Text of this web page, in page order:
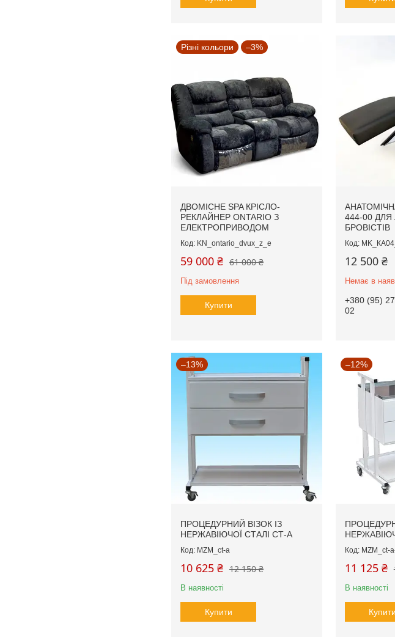
Різні кольори –3%
ДВОМІСНЕ SPA КРІСЛО-
РЕКЛАЙНЕР ONTARIO З
ЕЛЕКТРОПРИВОДОМ
KN_ontario_dvux_z_e
61 000 ₴
59 000 ₴
Під замовлення
Купити
444-00
БРОВІСТІВ
12 500 ₴
Немає в
+380 (95)
02
–13%
ПРОЦЕДУРНИЙ ВІЗОК ІЗ
НЕРЖАВІЮЧОЇ СТАЛІ СТ-А
MZM_ct-a
12 150 ₴
10 625 ₴
В наявності
Купити
–12%
MZM_ct-
11 125 ₴
В наявності
Купити